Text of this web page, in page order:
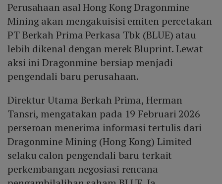
Perusahaan asal Hong Kong Dragonmine
Mining akan mengakuisisi emiten percetakan
PT Berkah Prima Perkasa Tbk (BLUE) atau
lebih dikenal dengan merek Bluprint. Lewat
aksi ini Dragonmine bersiap menjadi
pengendali baru perusahaan.
Direktur Utama Berkah Prima, Herman
Tansri, mengatakan pada 19 Februari 2026
perseroan menerima informasi tertulis dari
Dragonmine Mining (Hong Kong) Limited
selaku calon pengendali baru terkait
perkembangan negosiasi rencana